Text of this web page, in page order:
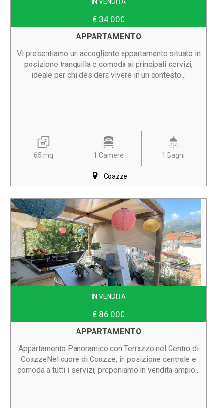
€ 34.000
APPARTAMENTO
Vi presentiamo un accogliente appartamento situato in
posizione tranquilla e comoda ai principali servizi,
ideale per chi desidera vivere in un contesto...
65 mq 1 Camere 1 Bagni
Coazze
IN VENDITA
€ 86.000
APPARTAMENTO
Appartamento Panoramico con Terrazzo nel Centro di
CoazzeNel cuore di Coazze, in posizione centrale e
comoda a tutti i servizi, proponiamo in vendita ampio...